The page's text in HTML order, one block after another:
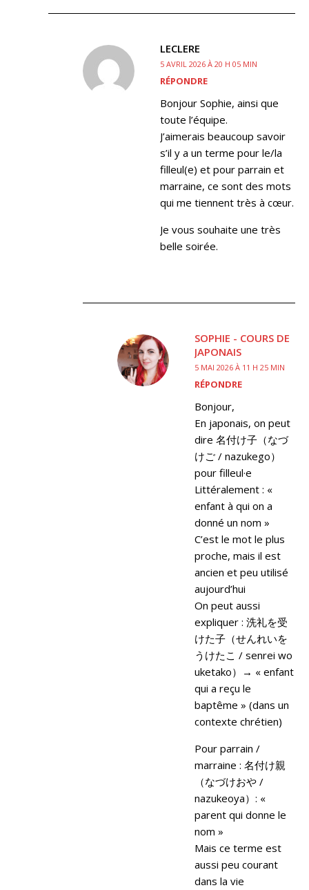
LECLERE
5 AVRIL 2026 À 20 H 05 MIN
RÉPONDRE
Bonjour Sophie, ainsi que
toute l’équipe.
J’aimerais beaucoup savoir
s’il y a un terme pour le/la
filleul(e) et pour parrain et
marraine, ce sont des mots
qui me tiennent très à cœur.
Je vous souhaite une très
belle soirée.
SOPHIE - COURS DE
JAPONAIS
5 MAI 2026 À 11 H 25 MIN
RÉPONDRE
Bonjour,
En japonais, on peut
dire 名付け子（なづ
けご / nazukego）
pour filleul·e
Littéralement : «
enfant à qui on a
donné un nom »
C’est le mot le plus
proche, mais il est
ancien et peu utilisé
aujourd’hui
On peut aussi
expliquer : 洗礼を受
けた子（せんれいを
うけたこ / senrei wo
uketako）→ « enfant
qui a reçu le
baptême » (dans un
contexte chrétien)
Pour parrain /
marraine : 名付け親
（なづけおや /
nazukeoya）: «
parent qui donne le
nom »
Mais ce terme est
aussi peu courant
dans la vie